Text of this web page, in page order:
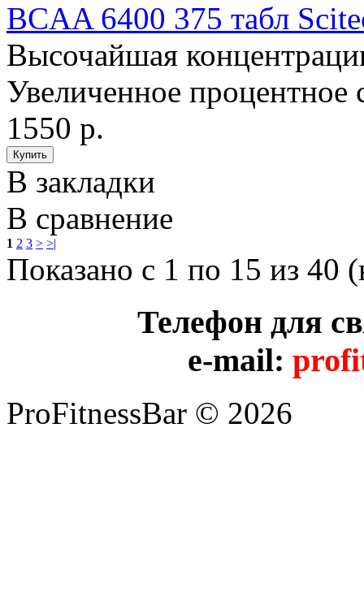
BCAA 6400 375 табл
Высочайшая
Увеличенное
1550 р.
В закладки
В сравнение
1 2 3 > >|
Показано с 1 по 15 из 40
Телефон для
e-mail:
ProFitnessBar © 2026